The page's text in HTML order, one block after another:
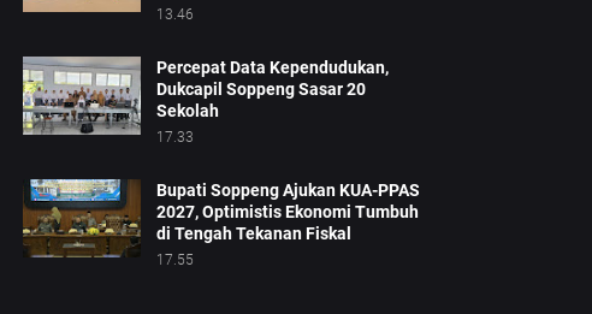
13.46
Percepat Data Kependudukan,
Dukcapil Soppeng Sasar 20
Sekolah
17.33
Bupati Soppeng Ajukan KUA-PPAS
2027, Optimistis Ekonomi Tumbuh
di Tengah Tekanan Fiskal
17.55